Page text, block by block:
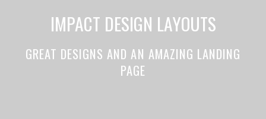
IMPACT DESIGN LAYOUTS
GREAT DESIGNS AND AN AMAZING LANDING
PAGE